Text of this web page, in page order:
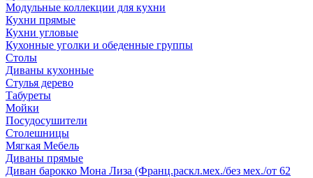
Модульные коллекции для кухни
Кухни прямые
Кухни угловые
Кухонные уголки и обеденные группы
Столы
Диваны кухонные
Стулья дерево
Табуреты
Мойки
Посудосушители
Столешницы
Мягкая Мебель
Диваны прямые
Диван барокко Мона Лиза (Франц.раскл.мех./без мех./от 62